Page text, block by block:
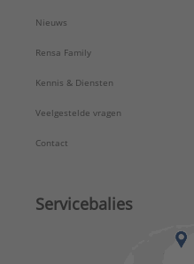
Nieuws
Rensa Family
Kennis & Diensten
Veelgestelde vragen
Contact
Servicebalies